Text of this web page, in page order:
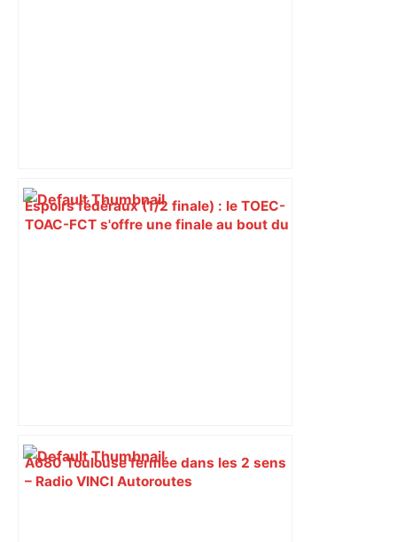
Espoirs fédéraux (1/2 finale) : le TOEC-
TOAC-FCT s'offre une finale au bout du
A680 Toulouse fermée dans les 2 sens
– Radio VINCI Autoroutes